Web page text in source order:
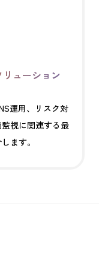
ューション
運用、リスク対
視に関連する最
ます。